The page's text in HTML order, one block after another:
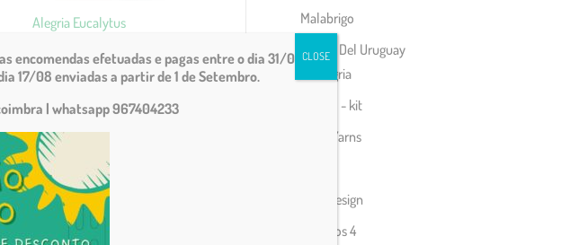
Alegria Eucalytus
Malabrigo
Manos Del Uruguay
Alegria
Fino - kit
Matti Yarns
Rico Design
Rosários 4
encomendas efetuadas e pagas entre o dia 31/07 e
17/08 enviadas a partir de 1 de Setembro.
| whatsapp 967404233
CLOSE